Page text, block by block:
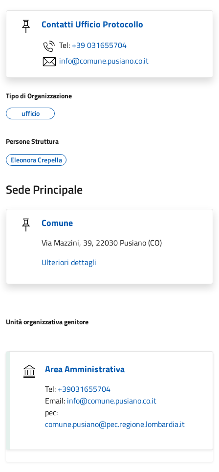
Contatti Ufficio Protocollo
Tel: +39 031655704
info@comune.pusiano.co.it
Tipo di Organizzazione
ufficio
Persone Struttura
Eleonora Crepella
Sede Principale
Comune
Via Mazzini, 39, 22030 Pusiano (CO)
Ulteriori dettagli
Unità organizzativa genitore
Area Amministrativa
Tel: +39031655704
Email: info@comune.pusiano.co.it
pec:
comune.pusiano@pec.regione.lombardia.it